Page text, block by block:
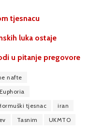
tjesnacu
luka ostaje
u pitanje pregovore
nafte
Euphoria
tjesnac
iran
Tasnim UKMTO